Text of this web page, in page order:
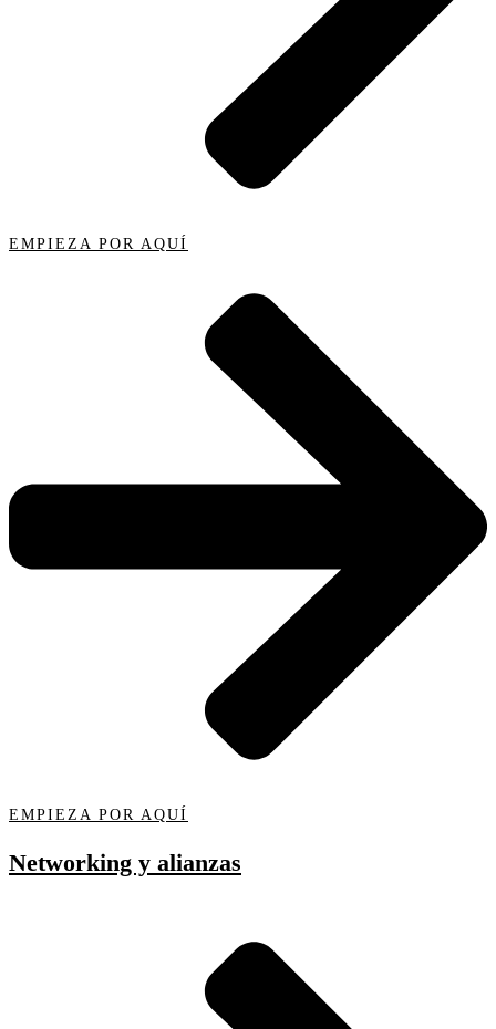
EMPIEZA POR AQUÍ
EMPIEZA POR AQUÍ
Networking y alianzas